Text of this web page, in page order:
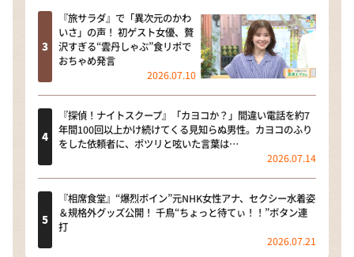
『旅サラダ』で「異次元のかわ
いさ」の声！ 初ゲスト女優、贅
沢すぎる“雲丹しゃぶ”食リポで
おちゃめ発言
2026.07.10
『探偵！ナイトスクープ』「カヨコか？」間違い電話を約7
年間100回以上かけ続けてくる見知らぬ男性。カヨコのふり
をした依頼者に、ポツリと呟いた言葉は…
2026.07.14
『相席食堂』“爆烈ボイン”元NHK女性アナ、セクシー水着姿
＆規格外グッズ公開！ 千鳥“ちょっと待てぃ！！”ボタン連
打
2026.07.21